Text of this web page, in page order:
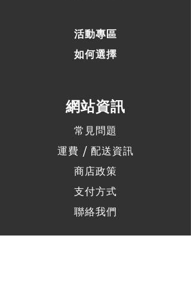
活動專區
如何選擇
​網站資訊
常見問題
運費 / 配送資訊
商店政策
支付方式
聯絡我們